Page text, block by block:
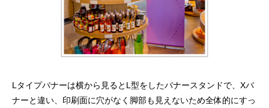
Lタイプバナーは横から見るとL型をしたバナースタンドで、Xバ
ナーと違い、印刷面に穴がなく脚部も見えないため全体的にすっ